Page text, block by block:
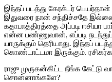
இந்தப் படத்து கேரக்டர்
இதுவரை நான் சந்திச்சதே இல்லை.
கதாபாத்திரத்தை அப்படி ஈசியா
என்ன பண்ணுவான், எப்படி
யாருக்கும் தெரியாது. இந்தப்
கொண்டாட்டமா இருக்கும்.
ராஜு முருகன்கிட்ட நீங்க கேட்டு
சொன்னாங்களே?